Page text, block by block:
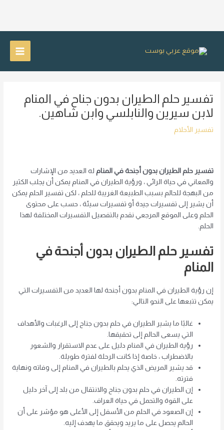
Main
تفسير حلم الطيران بدون جناح في المنام
لابن سيرين والنابلسي وابن شاهين.
تفسير الأحلام
تفسير حلم الطيران بدون أجنحة في المنام له العديد من الإشارات
والمعاني في حياة الرائي ، ورؤية الطيران في المنام يمكن أن يجلب الكثير
من البهجة للحالم بسبب الطبيعة الغريبة للحلم ، لكن تفسير الحلم يمكن
أن يشير إلى تفسيرات جيدة أو تفسيرات سيئة ، حسب على محتوى
الحلم وعلى الموقع المرجعي نقدم بالتفصيل التفسيرات المختلفة لهذا
الحلم.
تفسير حلم الطيران بدون أجنحة في
المنام
إن رؤية الطيران في المنام بدون أجنحة لها العديد من التفسيرات التي
يمكن تتبعها على النحو التالي:
غالبًا ما يشير الطيران في حلم بدون جناح إلى الرغبات والأهداف
التي يسعى الحالم إلى تحقيقها.
رؤية الطيران في المنام دليل على عدم الاستقرار والشعور
بالاضطراب ، خاصة إذا كانت الرحلة لفترة طويلة.
قد يشير المريض الذي يحلم بالطيران في المنام إلى وفاته ونهاية
فترته.
إن الطيران في حلم بدون جناح والانتقال من بلد إلى آخر دليل
على القوة والتحمل في حياة العراف.
إن الصعود في الحلم من الأسفل إلى الأعلى هو مؤشر على أن
الحالم يحصل على ما يريد ويحقق ما يهدف إليه.